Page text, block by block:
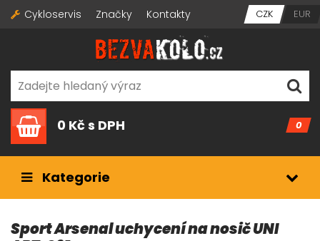
Cykloservis Značky Kontakty CZK EUR
0
0 Kčs DPH
Kategorie
Sport Arsenal uchycení na nosič UNI